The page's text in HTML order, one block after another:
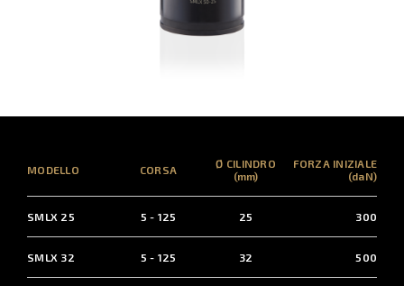
MODELLO CORSA
Ø CILINDRO
(mm)
FORZA INIZIALE
(daN)
SMLX 25 5 - 125 25 300
SMLX 32 5 - 125 32 500